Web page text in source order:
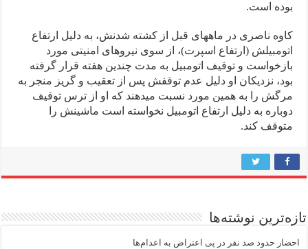
بوده‌ است.
کاوە ناصری در ماههای قبل از کشتە شدنش، بە دلیل ارتفاع
اتومبیلش (ارتفاع اسپرت)، از سوی نیروهای امنیتی مورد
بازخواست و توقیف اتومبیل بە مدت چندین هفتە قرار گرفتە
بود، نزدیکان او دلیل عدم توقفش پس از تعقیب و گریز منجر بە
مرگش را بە همین مورد نسبت میدهند کە او از ترس توقیف
دوبارە بە دلیل ارتفاع اتومبیل نخواستە است ماشینش را
متوقف کند.
تازه‌ترین نوشته‌ها
احضار حدود صد نفر در پی اعتراض به اعدام‌ها